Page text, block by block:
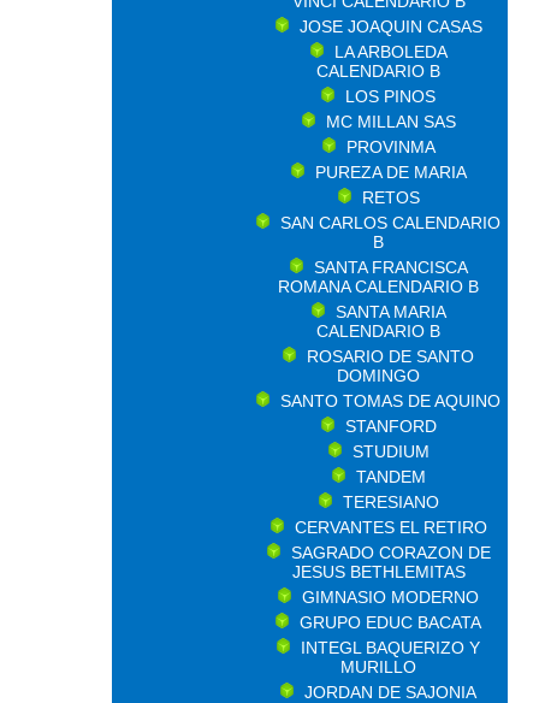
JOSE JOAQUIN CASAS
LA ARBOLEDA
CALENDARIO B
LOS PINOS
MC MILLAN SAS
PROVINMA
PUREZA DE MARIA
RETOS
SAN CARLOS CALENDARIO
B
SANTA FRANCISCA
ROMANA CALENDARIO B
SANTA MARIA
CALENDARIO B
ROSARIO DE SANTO
DOMINGO
SANTO TOMAS DE AQUINO
STANFORD
STUDIUM
TANDEM
TERESIANO
CERVANTES EL RETIRO
SAGRADO CORAZON DE
JESUS BETHLEMITAS
GIMNASIO MODERNO
GRUPO EDUC BACATA
INTEGL BAQUERIZO Y
MURILLO
JORDAN DE SAJONIA